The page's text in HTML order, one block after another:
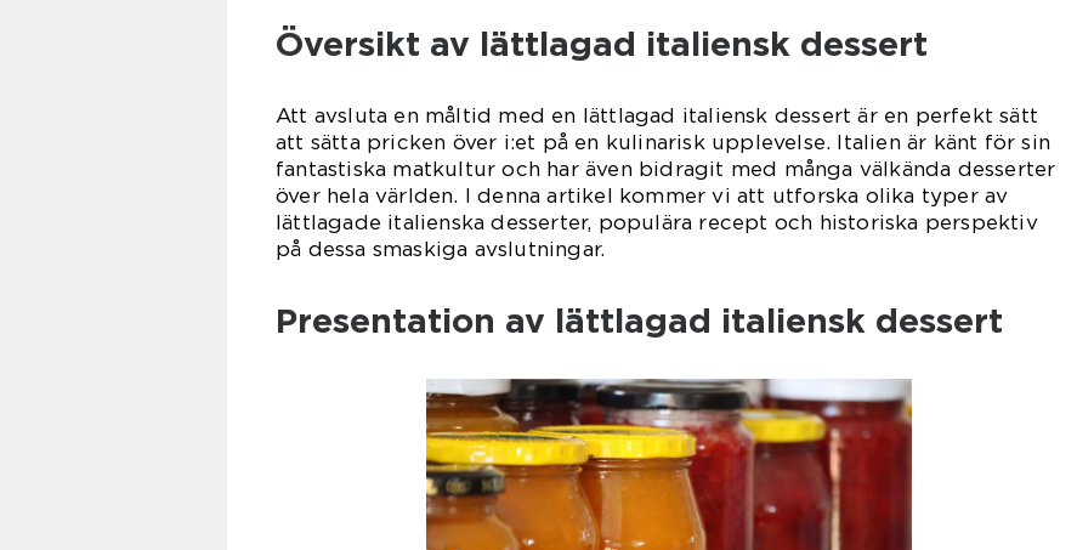
Översikt av lättlagad italiensk dessert
Att avsluta en måltid med en lättlagad italiensk dessert är en perfekt sätt
att sätta pricken över i:et på en kulinarisk upplevelse. Italien är känt för sin
fantastiska matkultur och har även bidragit med många välkända desserter
över hela världen. I denna artikel kommer vi att utforska olika typer av
lättlagade italienska desserter, populära recept och historiska perspektiv
på dessa smaskiga avslutningar.
Presentation av lättlagad italiensk dessert